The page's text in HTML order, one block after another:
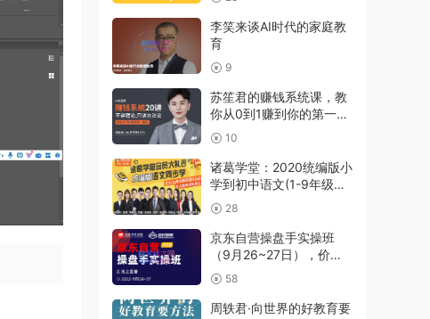
李笑来谈AI时代的家庭教
育
9
苏笙君的赚钱系统课，教
你从0到1赚到你的第一桶
金 10
诸葛学堂：2020统编版小
学到初中语文(1-9年级春
秋季合集)
28
京东自营操盘手实操班
（9月26~27日），价值
4980元
58
周轶君·向世界的好教育要